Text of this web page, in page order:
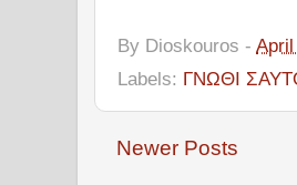
By Dioskouros -
Labels: ΓΝΩΘΙ
Newer Posts